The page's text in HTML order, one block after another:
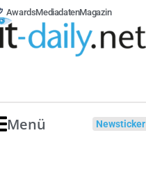
AwardsMediadatenMagazin
Menü Newsticker